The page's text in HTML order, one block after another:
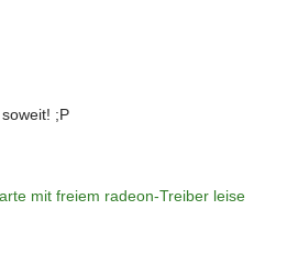
;P
mit freiem radeon-Treiber leise